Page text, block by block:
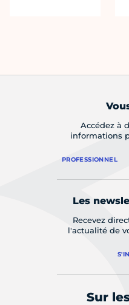
Accédez à
informations
PROFESSIONNEL
Les
Recevez
l'actualité de
Sur